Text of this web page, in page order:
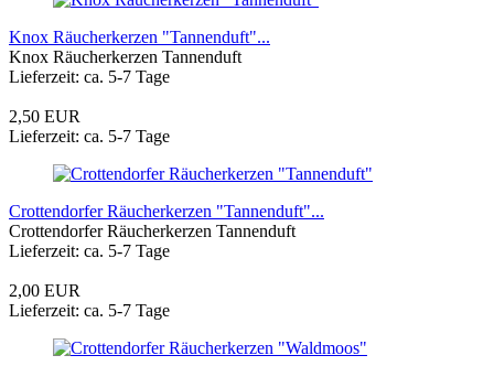
Knox Räucherkerzen "Tannenduft"...
Knox Räucherkerzen Tannenduft
Lieferzeit: ca. 5-7 Tage
2,50 EUR
Lieferzeit: ca. 5-7 Tage
Crottendorfer Räucherkerzen "Tannenduft"...
Crottendorfer Räucherkerzen Tannenduft
Lieferzeit: ca. 5-7 Tage
2,00 EUR
Lieferzeit: ca. 5-7 Tage